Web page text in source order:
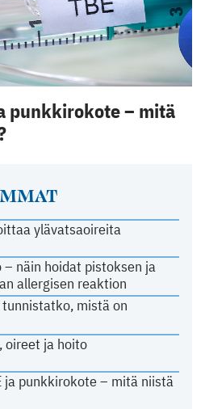
ylävatsaoireita
– näin hoidat pistoksen ja
allergisen reaktion
mistä on
oireet ja hoito
ja punkkirokote – mitä niistä
punkkirokote – mitä